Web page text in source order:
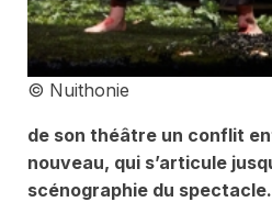
© Nuithonie
de son théâtre un conflit
nouveau, qui s’articule
scénographie du spectacle.